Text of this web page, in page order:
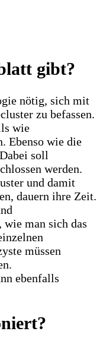
gibt?
nötig, sich mit
zu befassen.
wie
Ebenso wie die
soll
werden.
und damit
dauern ihre Zeit.
man sich das
müssen
ebenfalls